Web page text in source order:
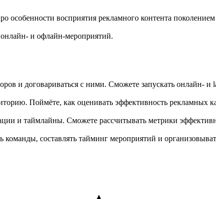
особенности восприятия рекламного контента
и офлайн-мероприятий.
и договариваться с ними. Сможете запускать онлайн- и
Поймёте, как оценивать эффективность
и таймлайны. Сможете рассчитывать метрики
составлять тайминг мероприятий и